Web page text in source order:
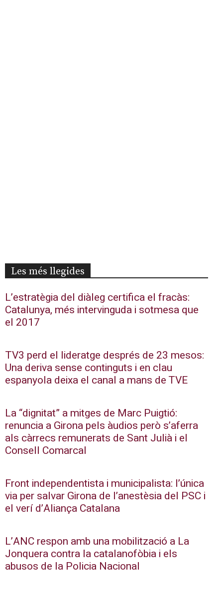
Les més llegides
L’estratègia del diàleg certifica el fracàs:
Catalunya, més intervinguda i sotmesa que
el 2017
TV3 perd el lideratge després de 23 mesos:
Una deriva sense continguts i en clau
espanyola deixa el canal a mans de TVE
La “dignitat” a mitges de Marc Puigtió:
renuncia a Girona pels àudios però s’aferra
als càrrecs remunerats de Sant Julià i el
Consell Comarcal
Front independentista i municipalista: l’única
via per salvar Girona de l’anestèsia del PSC i
el verí d’Aliança Catalana
L’ANC respon amb una mobilització a La
Jonquera contra la catalanofòbia i els
abusos de la Policia Nacional